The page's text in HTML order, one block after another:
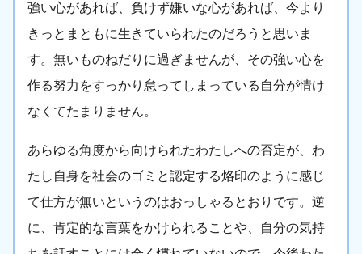
強い心があれば、負けず嫌いな心があれば、今より
きっとまともに生きていられたのだろうと思いま
す。無いものねだりに過ぎませんが、その強い心を
作る努力をすっかり怠ってしまっている自分が情け
なくてたまりません。
あらゆる角度から向けられたわたしへの否定が、わ
たし自身を社会のゴミと認定する烙印のように感じ
て仕方が無いというのはおっしゃるとおりです。逆
に、肯定的な言葉をかけられることや、自分の気持